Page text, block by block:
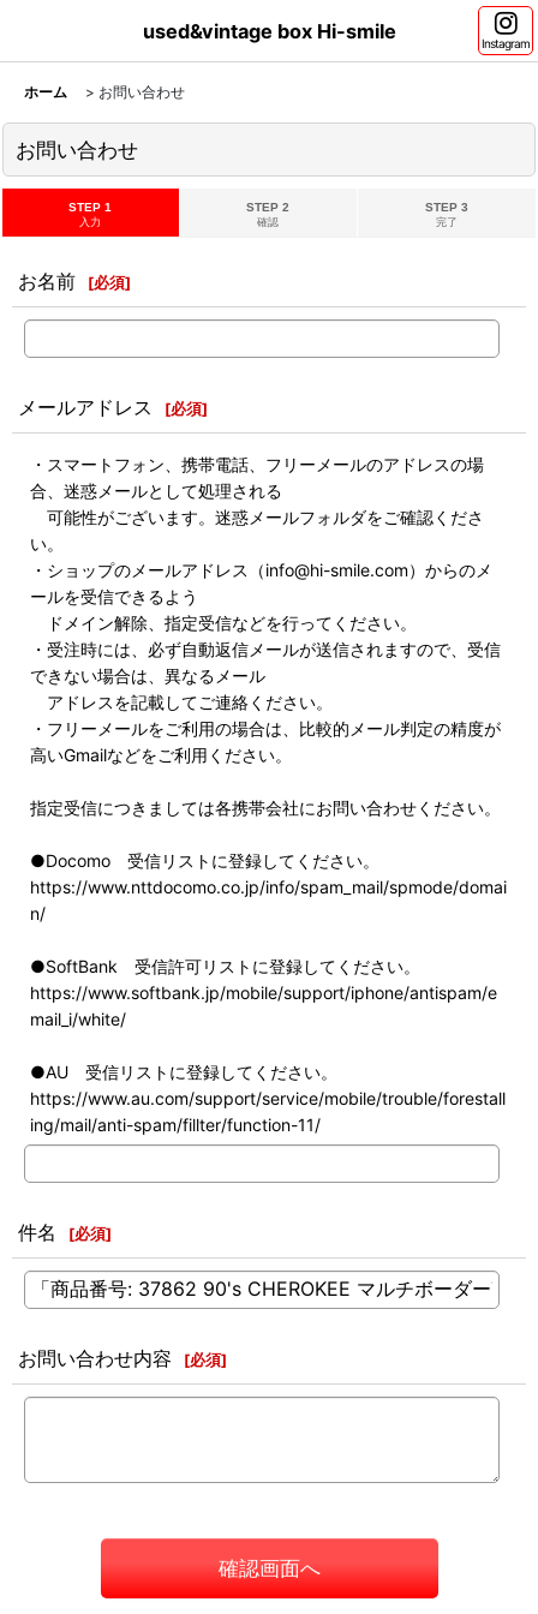
used&vintage box Hi-smile
Instagram
ホーム > お問い合わせ
お問い合わせ
STEP 1
入力
STEP 2
確認
STEP 3
完了
お名前 [必須]
メールアドレス [必須]
・スマートフォン、携帯電話、フリーメールのアドレスの場
合、迷惑メールとして処理される
可能性がございます。迷惑メールフォルダをご確認くださ
い。
・ショップのメールアドレス（info@hi-smile.com）からのメ
ールを受信できるよう
ドメイン解除、指定受信などを行ってください。
・受注時には、必ず自動返信メールが送信されますので、受信
できない場合は、異なるメール
アドレスを記載してご連絡ください。
・フリーメールをご利用の場合は、比較的メール判定の精度が
高いGmailなどをご利用ください。
指定受信につきましては各携帯会社にお問い合わせください。
●Docomo 受信リストに登録してください。
https://www.nttdocomo.co.jp/info/spam_mail/spmode/domai
n/
●SoftBank 受信許可リストに登録してください。
https://www.softbank.jp/mobile/support/iphone/antispam/e
mail_i/white/
●AU 受信リストに登録してください。
https://www.au.com/support/service/mobile/trouble/forestall
ing/mail/anti-spam/fillter/function-11/
件名 [必須]
お問い合わせ内容 [必須]
確認画面へ